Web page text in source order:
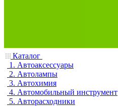
Каталог
1. Автоаксессуары
2. Автолампы
3. Автохимия
4. Автомобильный инструмент
5. Авторасходники